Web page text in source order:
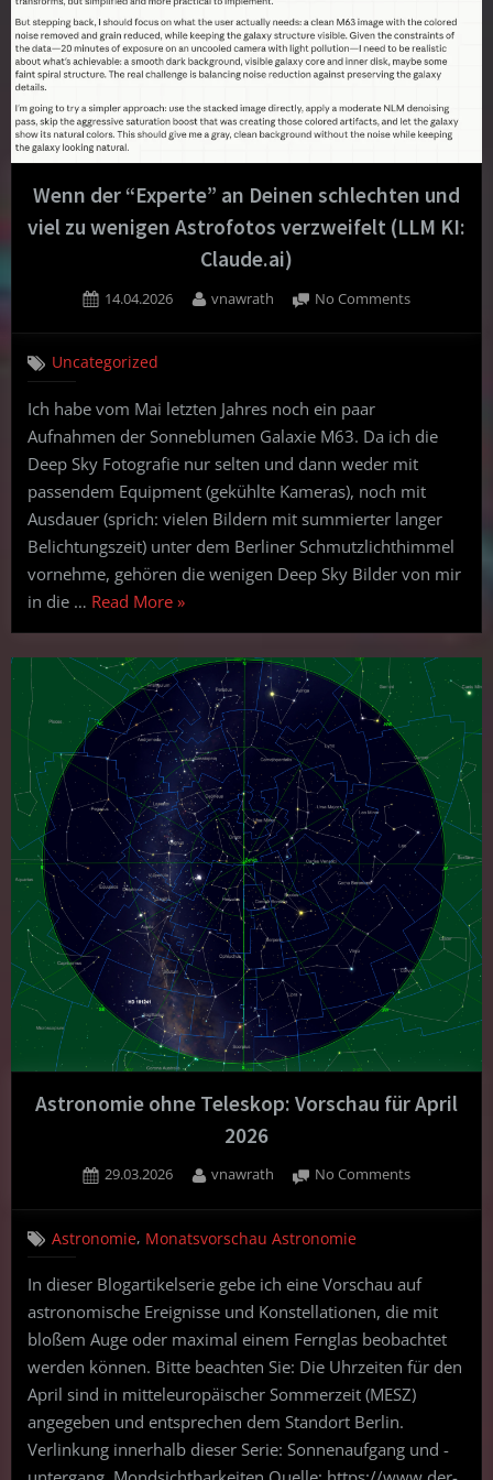
Wenn der “Experte” an Deinen schlechten und
viel zu wenigen Astrofotos verzweifelt (LLM KI:
Claude.ai)
Posted
14.04.2026 By
vnawrath No Commentson
schlechten
und
viel
wenigen
Astrofotos
verzweifelt
Uncategorized
Ich habe vom Mai letzten Jahres noch ein paar
Aufnahmen der Sonneblumen Galaxie M63. Da ich die
Deep Sky Fotografie nur selten und dann weder mit
passendem Equipment (gekühlte Kameras), noch mit
Ausdauer (sprich: vielen Bildern mit summierter langer
Belichtungszeit) unter dem Berliner Schmutzlichthimmel
vornehme, gehören die wenigen Deep Sky Bilder von mir
in die … Read More“Wenn
“Experte”
an
Deinen
schlechten
und
viel
zu
wenigen
Astrofotos
verzweifelt
(LLM
KI:
Claude.ai)”
»
Astronomie ohne Teleskop: Vorschau für April
2026
Posted
29.03.2026 By
vnawrath No Commentson
für
April
2026
Astronomie, Monatsvorschau Astronomie
In dieser Blogartikelserie gebe ich eine Vorschau auf
astronomische Ereignisse und Konstellationen, die mit
bloßem Auge oder maximal einem Fernglas beobachtet
werden können. Bitte beachten Sie: Die Uhrzeiten für den
April sind in mitteleuropäischer Sommerzeit (MESZ)
angegeben und entsprechen dem Standort Berlin.
Verlinkung innerhalb dieser Serie: Sonnenaufgang und -